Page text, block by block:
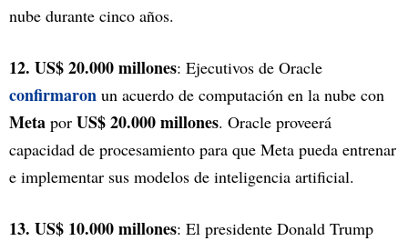
nube durante cinco años.
12. US$ 20.000 millones: Ejecutivos de Oracle
confirmaron un acuerdo de computación en la nube con
Meta por US$ 20.000 millones. Oracle proveerá
capacidad de procesamiento para que Meta pueda entrenar
e implementar sus modelos de inteligencia artificial.
13. US$ 10.000 millones: El presidente Donald Trump